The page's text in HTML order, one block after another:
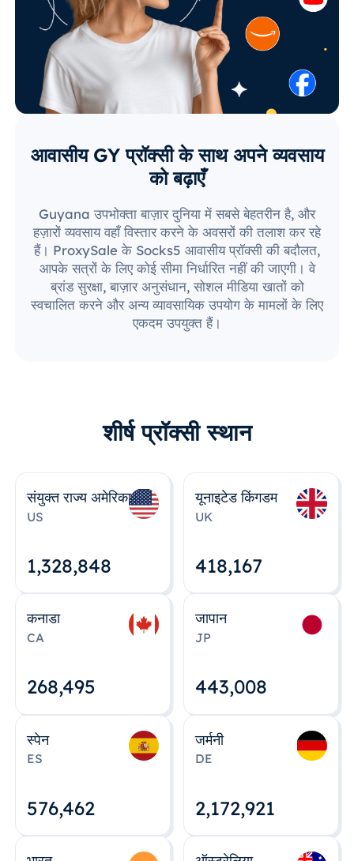
आवासीय GY प्रॉक्सी के साथ अपने व्यवसाय
को बढ़ाएँ
Guyana उपभोक्ता बाज़ार दुनिया में सबसे बेहतरीन है, और
हज़ारों व्यवसाय वहाँ विस्तार करने के अवसरों की तलाश कर रहे
हैं। ProxySale के Socks5 आवासीय प्रॉक्सी की बदौलत,
आपके सत्रों के लिए कोई सीमा निर्धारित नहीं की जाएगी। वे
ब्रांड सुरक्षा, बाज़ार अनुसंधान, सोशल मीडिया खातों को
स्वचालित करने और अन्य व्यावसायिक उपयोग के मामलों के लिए
एकदम उपयुक्त हैं।
शीर्ष प्रॉक्सी स्थान
संयुक्त राज्य अमेरिका
US
1,328,848
यूनाइटेड किंगडम
UK
418,167
कनाडा
CA
268,495
जापान
JP
443,008
स्पेन
ES
576,463
जर्मनी
DE
2,172,922